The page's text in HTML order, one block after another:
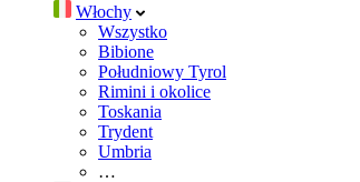
Włochy
Wszystko
Bibione
Południowy Tyrol
Rimini i okolice
Toskania
Trydent
Umbria
…